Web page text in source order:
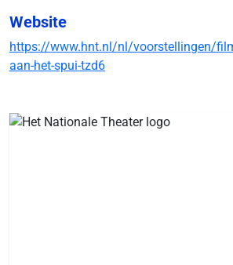
Website
https://www.hnt.nl/nl/voorstellingen/
aan-het-spui-tzd6